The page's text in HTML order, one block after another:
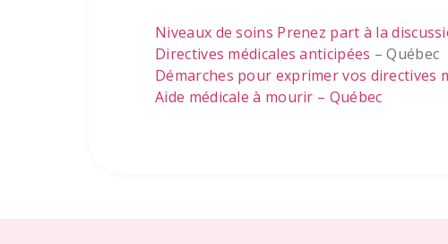
Niveaux de soins Prenez part à la
Directives médicales anticipées – Québec
Démarches pour exprimer vos directives
Aide médicale à mourir – Québec